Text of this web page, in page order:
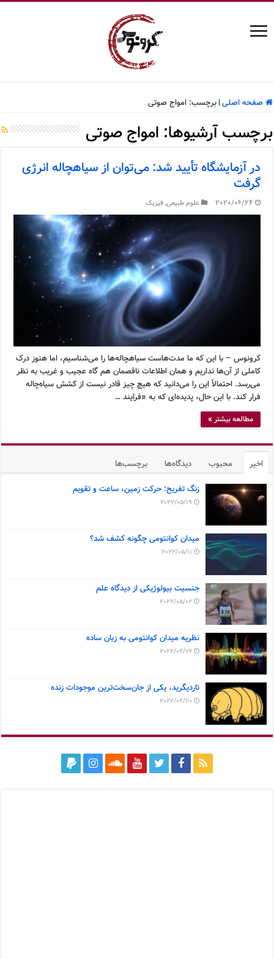
صفحه اصلی| برچسب:امواج صوتی
برچسب آرشیوها: امواج صوتی
در آزمایشگاه تأیید شد: می‌توان از سیاهچاله انرژی
گرفت
2020/06/24 علوم طبیعی,فیزیک
کرونوس – با این که ما مدت‌هاست سیاهچاله‌ها را می‌شناسیم، اما هنوز درک
کاملی از آن‌ها نداریم و همان اطلاعات ناقصمان هم گاه عجیب و غریب به نظر
می‌رسد. احتمالاً این را می‌دانید که هیچ چیز قادر نیست از کشش سیاه‌چاله
فرار کند. با این حال، پدیده‌ای که به «فرایند …
مطالعه بیشتر »
اخیر محبوب دیدگاه‌ها برچسب‌ها
زنگ تفریح: حرکت زمین، ساعت و تقویم
2022/05/19
میدان کوانتومی چگونه کشف شد؟
2022/05/11
جنسیت بیولوژیکی از دیدگاه علم
2022/05/02
نظریه میدان کوانتومی به زبان ساده
2022/04/26
تاردیگرید، یکی از جان‌سخت‌ترین موجودات زنده
2022/04/20